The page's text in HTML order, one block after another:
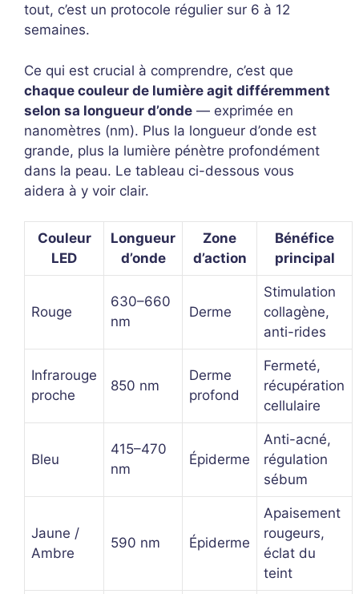
tout, c’est un protocole régulier sur 6 à 12
semaines.
Ce qui est crucial à comprendre, c’est que
chaque couleur de lumière agit différemment
selon sa longueur d’onde — exprimée en
nanomètres (nm). Plus la longueur d’onde est
grande, plus la lumière pénètre profondément
dans la peau. Le tableau ci-dessous vous
aidera à y voir clair.
Couleur
LED
Longueur
d’onde
Zone
d’action
Bénéfice
principal
Rouge
630–660
nm
Derme
Stimulation
collagène,
anti-rides
Infrarouge
proche
850 nm
Derme
profond
Fermeté,
récupération
cellulaire
Bleu
415–470
nm
Épiderme
Anti-acné,
régulation
sébum
Jaune /
Ambre
590 nm Épiderme
Apaisement
rougeurs,
éclat du
teint